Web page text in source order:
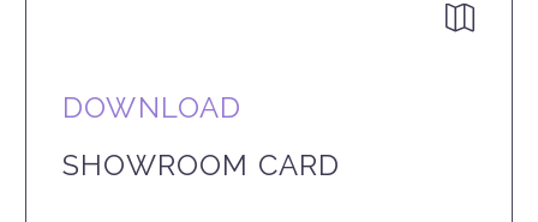


DOWNLOAD
SHOWROOM CARD